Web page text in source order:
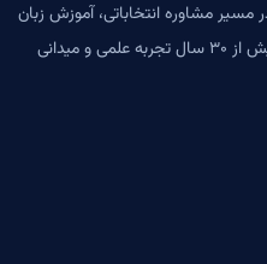
مسیر مشاوره انتخاباتی، آموزش زبان
بدن، فنون مذاکره و برندسازی شخصی با بیش از ۳۰ سال تجربه علمی و میدانی